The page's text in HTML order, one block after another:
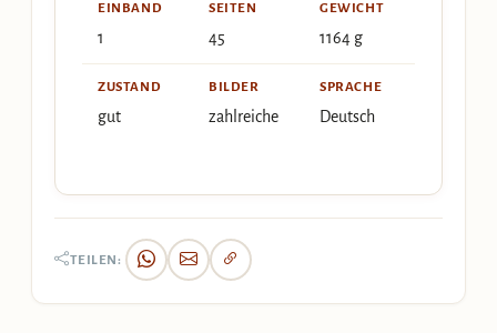
EINBAND
1
SEITEN
45
GEWICHT
1164 g
ZUSTAND
gut
BILDER
zahlreiche
SPRACHE
Deutsch
TEILEN: